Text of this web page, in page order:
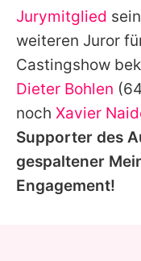
Jurymitglied
weiteren Juror
Castingshow
Dieter Bohlen
noch Xavier
Supporter des
gespaltener
Engagement!